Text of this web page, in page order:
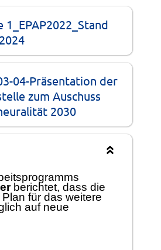
1_EPAP2022_Stand
04-Präsentation der
zum Auschuss
2030
beitsprogramms
berichtet, dass die
für das weitere
auf neue